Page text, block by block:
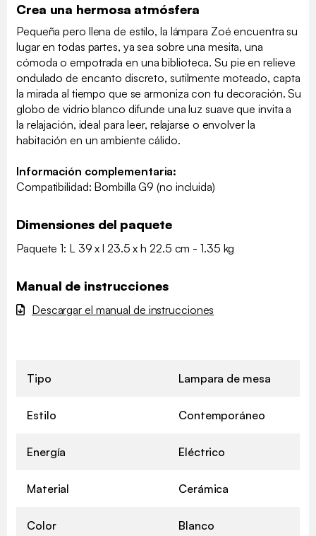
Crea una hermosa atmósfera
Pequeña pero llena de estilo, la lámpara Zoé encuentra su
lugar en todas partes, ya sea sobre una mesita, una
cómoda o empotrada en una biblioteca. Su pie en relieve
ondulado de encanto discreto, sutilmente moteado, capta
la mirada al tiempo que se armoniza con tu decoración. Su
globo de vidrio blanco difunde una luz suave que invita a
la relajación, ideal para leer, relajarse o envolver la
habitación en un ambiente cálido.
Información complementaria:
Compatibilidad: Bombilla G9 (no incluida)
Dimensiones del paquete
Paquete 1: L 39 x l 23.5 x h 22.5 cm - 1.35 kg
Manual de instrucciones
Descargar el manual de instrucciones
Tipo Lampara de mesa
Estilo Contemporáneo
Energía Eléctrico
Material Cerámica
Color Blanco